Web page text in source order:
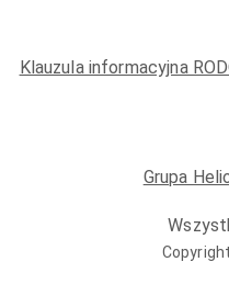
Klauzula informacyjna
Grupa